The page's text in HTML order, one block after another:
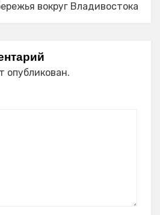
вокруг Владивостока
опубликован.